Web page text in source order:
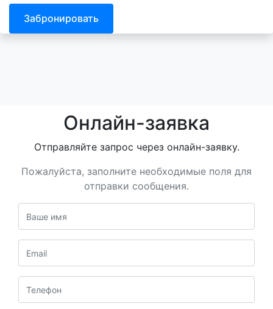
Забронировать
Онлайн-заявка
Отправляйте запрос через онлайн-заявку.
Пожалуйста, заполните необходимые поля для
отправки сообщения.